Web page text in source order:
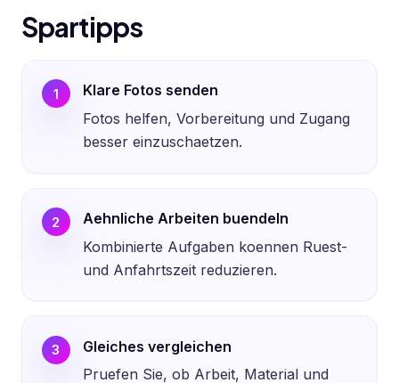
Spartipps
1
Klare Fotos senden
Fotos helfen, Vorbereitung und Zugang
besser einzuschaetzen.
2
Aehnliche Arbeiten buendeln
Kombinierte Aufgaben koennen Ruest-
und Anfahrtszeit reduzieren.
3
Gleiches vergleichen
Pruefen Sie, ob Arbeit, Material und